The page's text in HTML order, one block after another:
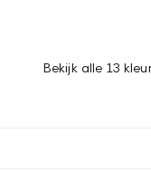
Bekijk alle 13